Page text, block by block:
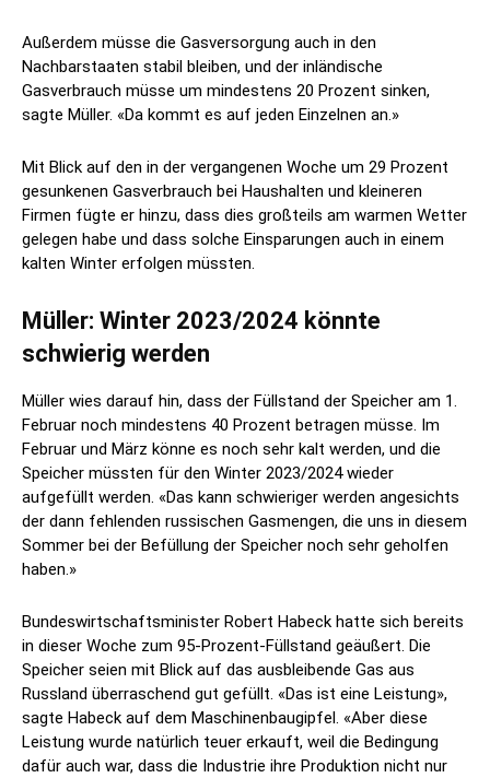
Außerdem müsse die Gasversorgung auch in den
Nachbarstaaten stabil bleiben, und der inländische
Gasverbrauch müsse um mindestens 20 Prozent sinken,
sagte Müller. «Da kommt es auf jeden Einzelnen an.»
Mit Blick auf den in der vergangenen Woche um 29 Prozent
gesunkenen Gasverbrauch bei Haushalten und kleineren
Firmen fügte er hinzu, dass dies großteils am warmen Wetter
gelegen habe und dass solche Einsparungen auch in einem
kalten Winter erfolgen müssten.
Müller: Winter 2023/2024 könnte
schwierig werden
Müller wies darauf hin, dass der Füllstand der Speicher am 1.
Februar noch mindestens 40 Prozent betragen müsse. Im
Februar und März könne es noch sehr kalt werden, und die
Speicher müssten für den Winter 2023/2024 wieder
aufgefüllt werden. «Das kann schwieriger werden angesichts
der dann fehlenden russischen Gasmengen, die uns in diesem
Sommer bei der Befüllung der Speicher noch sehr geholfen
haben.»
Bundeswirtschaftsminister Robert Habeck hatte sich bereits
in dieser Woche zum 95-Prozent-Füllstand geäußert. Die
Speicher seien mit Blick auf das ausbleibende Gas aus
Russland überraschend gut gefüllt. «Das ist eine Leistung»,
sagte Habeck auf dem Maschinenbaugipfel. «Aber diese
Leistung wurde natürlich teuer erkauft, weil die Bedingung
dafür auch war, dass die Industrie ihre Produktion nicht nur